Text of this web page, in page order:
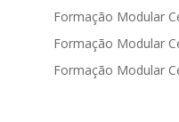
Formação Modular
Formação Modular
Formação Modular